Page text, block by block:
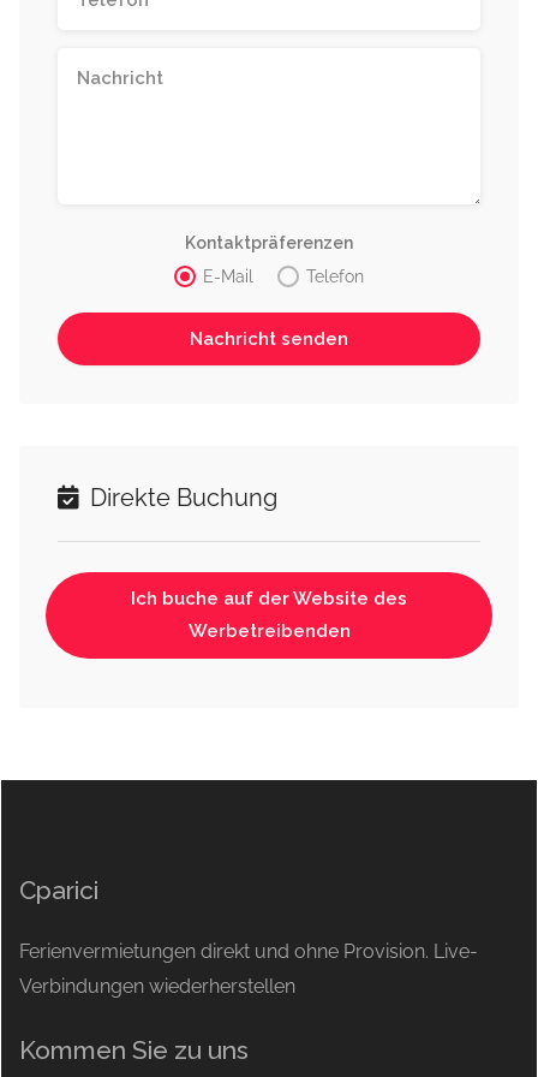
Kontaktpräferenzen
E-Mail
Telefon
Direkte Buchung
Ich buche auf der Website des
Werbetreibenden
Cparici
Ferienvermietungen direkt und ohne Provision. Live-
Verbindungen wiederherstellen
Kommen Sie zu uns